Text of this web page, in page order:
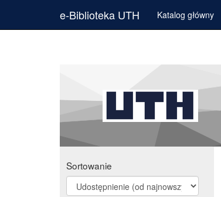
e-Biblioteka UTH Katalog główny
Sortowanie